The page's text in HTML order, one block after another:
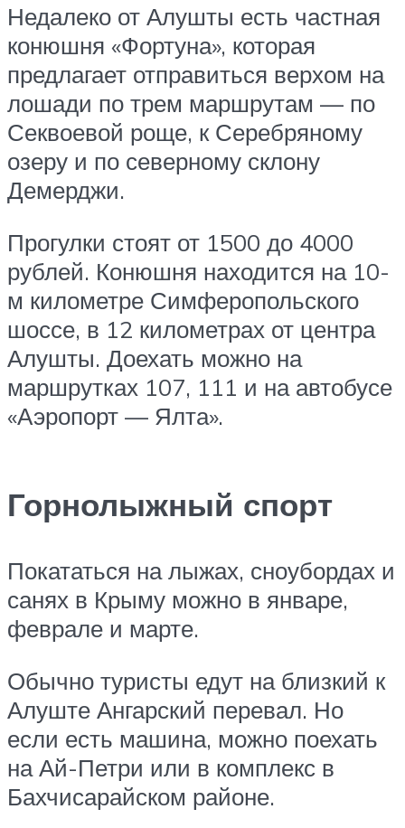
Недалеко от Алушты есть частная
конюшня «Фортуна», которая
предлагает отправиться верхом на
лошади по трем маршрутам — по
Секвоевой роще, к Серебряному
озеру и по северному склону
Демерджи.
Прогулки стоят от 1500 до 4000
рублей. Конюшня находится на 10-
м километре Симферопольского
шоссе, в 12 километрах от центра
Алушты. Доехать можно на
маршрутках 107, 111 и на автобусе
«Аэропорт — Ялта».
Горнолыжный спорт
Покататься на лыжах, сноубордах и
санях в Крыму можно в январе,
феврале и марте.
Обычно туристы едут на близкий к
Алуште Ангарский перевал. Но
если есть машина, можно поехать
на Ай-Петри или в комплекс в
Бахчисарайском районе.